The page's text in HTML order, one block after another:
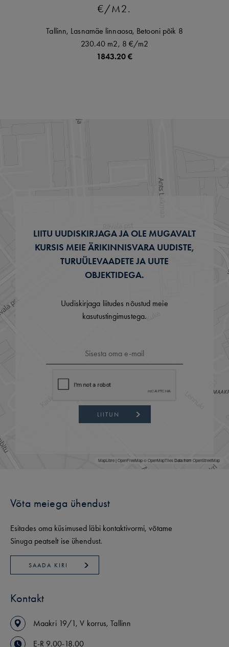
€/M2.
Tallinn, Lasnamäe linnaosa, Betooni põik 8
230.40 m2, 8 €/m2
1843.20 €
MapLibre|OpenFreeMap© OpenMapTilesData from OpenStreetMap
LIITU UUDISKIRJAGA JA OLE MUGAVALT
KURSIS MEIE ÄRIKINNISVARA UUDISTE,
TURUÜLEVAADETE JA UUTE
OBJEKTIDEGA.
Uudiskirjaga liitudes nõustud meie
kasutustingimustega.
LIITUN
Võta meiega ühendust
Esitades oma küsimused läbi kontaktivormi, võtame
Sinuga peatselt ise ühendust.
SAADA KIRI
Kontakt
Maakri 19/1,V korrus,Tallinn
E-R 9.00-18.00